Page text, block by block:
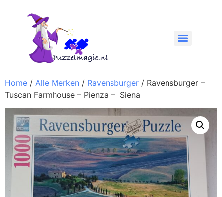
Home / Alle Merken / Ravensburger / Ravensburger –
Tuscan Farmhouse – Pienza – Siena